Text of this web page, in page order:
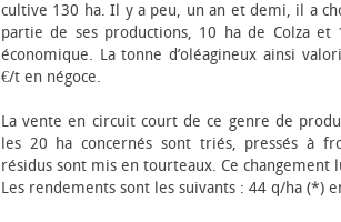
cultive 130 ha. Il y a peu, un an et demi, il a
partie de ses productions, 10 ha de Colza
économique. La tonne d’oléagineux ainsi
€/t en négoce.
La vente en circuit court de ce genre de
les 20 ha concernés sont triés, pressés à
résidus sont mis en tourteaux. Ce changement
Les rendements sont les suivants : 44 q/ha (*)